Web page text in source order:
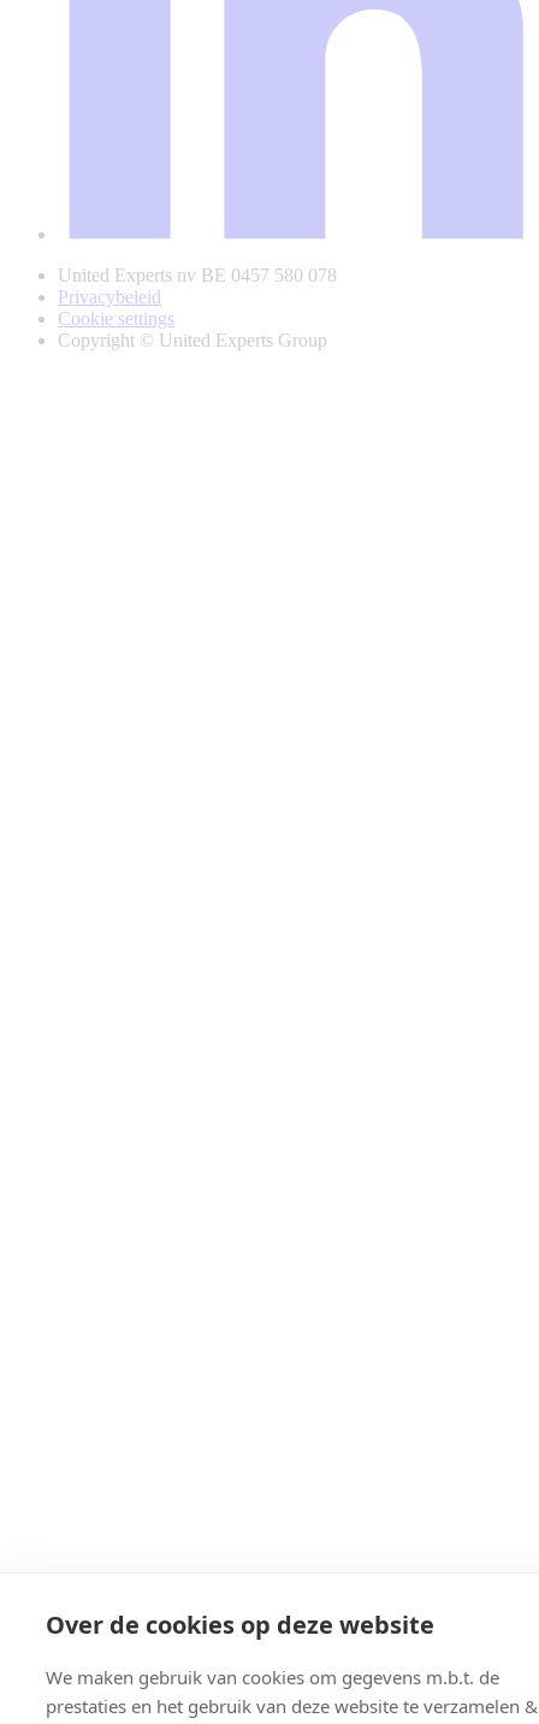
United Experts nv BE 0457 580 078
Privacybeleid
Cookie settings
Copyright © United Experts Group
Over de cookies op deze website
We maken gebruik van cookies om gegevens m.b.t. de
prestaties en het gebruik van deze website te verzamelen &